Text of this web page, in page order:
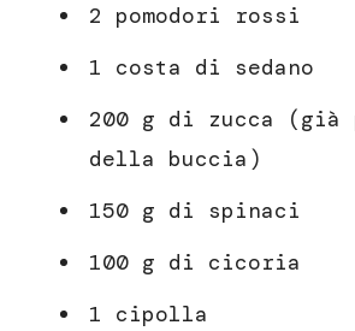
2 pomodori rossi
1 costa di sedano
200 g di zucca (già
della buccia)
150 g di spinaci
100 g di cicoria
1 cipolla